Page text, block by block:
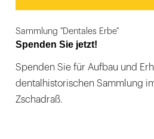
Sammlung "Dentales Erbe"
Spenden Sie jetzt!
Spenden Sie für Aufbau und
dentalhistorischen Sammlung
Zschadraß.